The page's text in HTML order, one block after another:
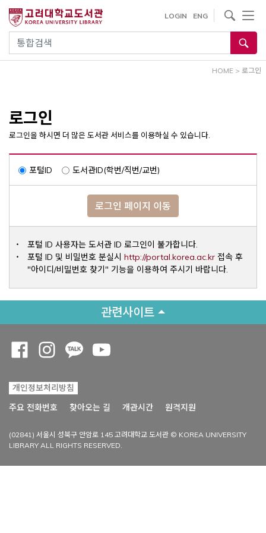
건
통합검색
LOGIN ENG
사이트내 검색
HOME > 로그인
로그인
로그인을 하시면 더 많은 도서관 서비스를 이용하실 수 있습니다.
포털ID 도서관ID(학번/직번/교번)
로그인 페이지 이동
포털 ID 사용자는 도서관 ID 로그인이 불가합니다.
포털 ID 및 비밀번호 분실시 http://portal.korea.ac.krOpens a
접속 후
"아이디/비밀번호 찾기" 기능을 이용하여 주시기 바랍니다.
관련사이트
개인정보처리방침
주요 전화번호
찾아오는 길 개관시간 원격지원
(02841) 서울시 성북구 안암로 145 고려대학교 도서관 © KOREA UNIVERSITY
LIBRARY ALL RIGHTS RESERVED.
Opens a new window
Opens a new window
Opens a new window